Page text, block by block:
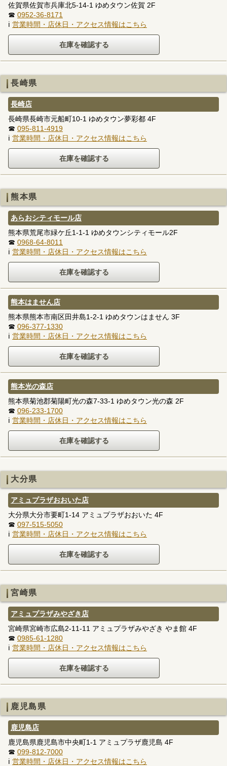
佐賀県佐賀市兵庫北5-14-1 ゆめタウン佐賀 2F
☎ 0952-36-8171
ℹ 営業時間・店休日・アクセス情報はこちら
長崎県
長崎店
長崎県長崎市元船町10-1 ゆめタウン夢彩都 4F
☎ 095-811-4919
ℹ 営業時間・店休日・アクセス情報はこちら
熊本県
あらおシティモール店
熊本県荒尾市緑ケ丘1-1-1 ゆめタウンシティモール2F
☎ 0968-64-8011
ℹ 営業時間・店休日・アクセス情報はこちら
熊本はません店
熊本県熊本市南区田井島1-2-1 ゆめタウンはません 3F
☎ 096-377-1330
ℹ 営業時間・店休日・アクセス情報はこちら
熊本光の森店
熊本県菊池郡菊陽町光の森7-33-1 ゆめタウン光の森 2F
☎ 096-233-1700
ℹ 営業時間・店休日・アクセス情報はこちら
大分県
アミュプラザおおいた店
大分県大分市要町1-14 アミュプラザおおいた 4F
☎ 097-515-5050
ℹ 営業時間・店休日・アクセス情報はこちら
宮崎県
アミュプラザみやざき店
宮崎県宮崎市広島2-11-11 アミュプラザみやざき やま館 4F
☎ 0985-61-1280
ℹ 営業時間・店休日・アクセス情報はこちら
鹿児島県
鹿児島店
鹿児島県鹿児島市中央町1-1 アミュプラザ鹿児島 4F
☎ 099-812-7000
ℹ 営業時間・店休日・アクセス情報はこちら